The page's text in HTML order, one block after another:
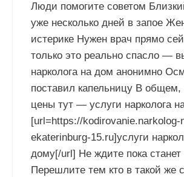
Люди помогите советом
уже несколько дней в запое
истерике Нужен врач прямо
только это реально спасло —
нарколога на дом анонимно
поставил капельницу В
цены тут — услуги нарколога
[url=https://kodirovanie.narkolog-
ekaterinburg-15.ru]услуги
дому[/url] Не ждите пока станет
Перешлите тем кто в такой же